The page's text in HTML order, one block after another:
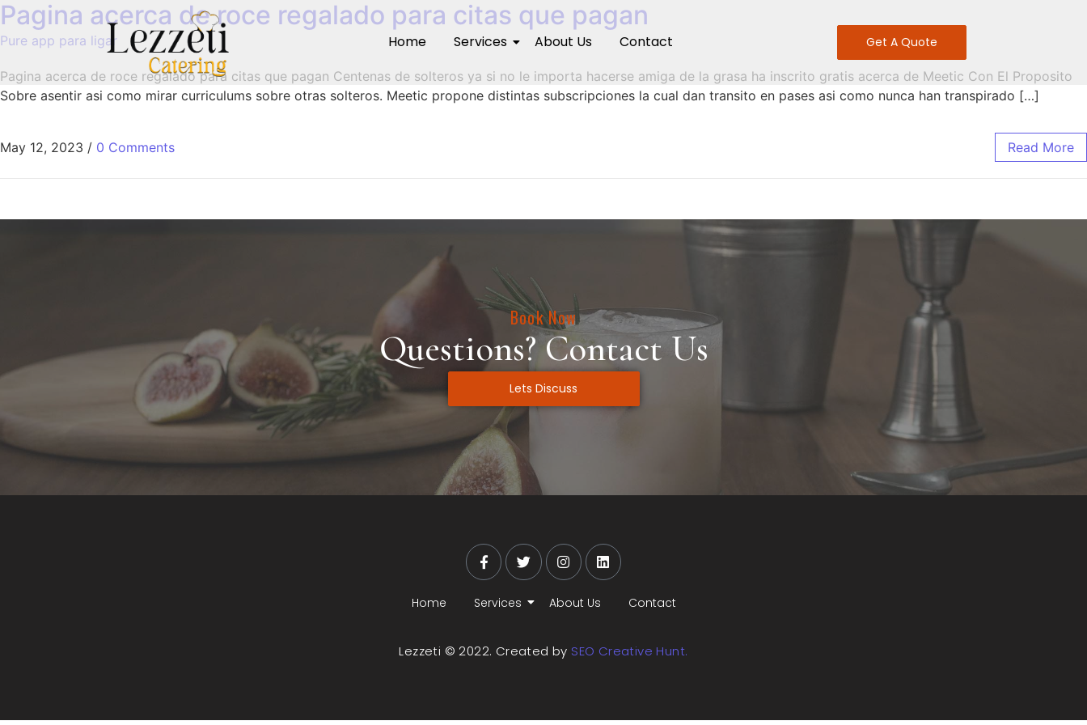
Home Services About Us Contact Get A Quote
Pagina acerca de roce regalado para citas que pagan
Pure app para ligar
Pagina acerca de roce regalado para citas que pagan Centenas de solteros ya si no le importa hacerse amiga de la grasa ha inscrito gratis acerca de Meetic Con El Proposito
Sobre asentir asi­ como mirar curriculums sobre otras solteros. Meetic propone distintas subscripciones la cual dan transito en pases asi­ como nunca han transpirado […]
May 12, 2023 / 0 Comments Read More
Book Now
Questions? Contact Us
Lets Discuss
Home Services About Us Contact
Lezzeti © 2022. Created by SEO Creative Hunt.